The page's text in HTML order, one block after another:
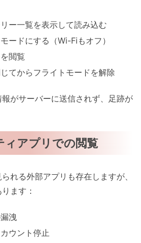
ー一覧を表示して読み込む
ードにする（Wi-Fiもオフ）
閲覧
てからフライトモードを解除
がサーバーに送信されず、足跡が
ィアプリでの閲覧
れる外部アプリも存在しますが、
ます：
洩
ウント停止